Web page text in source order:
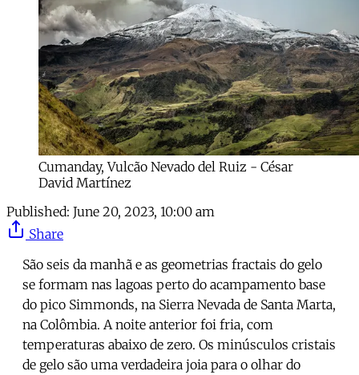
Cumanday, Vulcão Nevado del Ruiz - César
David Martínez
Published: June 20, 2023, 10:00 am
Share
São seis da manhã e as geometrias fractais do gelo
se formam nas lagoas perto do acampamento base
do pico Simmonds, na Sierra Nevada de Santa Marta,
na Colômbia. A noite anterior foi fria, com
temperaturas abaixo de zero. Os minúsculos cristais
de gelo são uma verdadeira joia para o olhar do